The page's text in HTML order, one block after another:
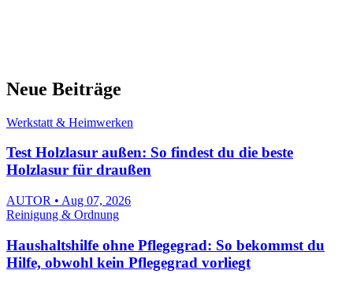
Neue Beiträge
Werkstatt & Heimwerken
Test Holzlasur außen: So findest du die beste
Holzlasur für draußen
AUTOR • Aug 07, 2026
Reinigung & Ordnung
Haushaltshilfe ohne Pflegegrad: So bekommst du
Hilfe, obwohl kein Pflegegrad vorliegt